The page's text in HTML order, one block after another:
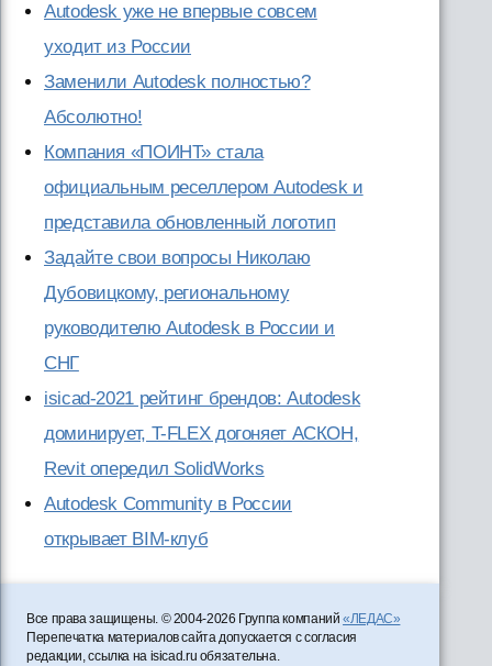
Autodesk уже не впервые совсем
уходит из России
Заменили Autodesk полностью?
Абсолютно!
Компания «ПОИНТ» стала
официальным реселлером Autodesk и
представила обновленный логотип
Задайте свои вопросы Николаю
Дубовицкому, региональному
руководителю Autodesk в России и
СНГ
isicad-2021 рейтинг брендов: Autodesk
доминирует, T-FLEX догоняет АСКОН,
Revit опередил SolidWorks
Autodesk Community в России
открывает BIM-клуб
Все права защищены. © 2004-2026 Группа компаний«ЛЕДАС»
Перепечатка материалов сайта допускается с согласия
редакции, ссылка на isicad.ru обязательна.